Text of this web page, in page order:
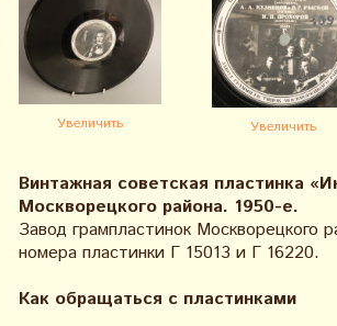
Увеличить Увеличить
Винтажная советская пластинка
Москворецкого района. 1950-е.
Завод грампластинок Москворецкого
номера пластинки Г 15013 и Г 16220.
Как обращаться с пластинками